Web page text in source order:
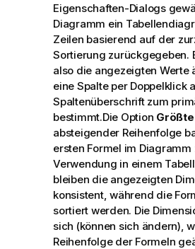
Eigenschaften-Dialogs
Diagramm ein
Zeilen basierend auf der
Sortierung zurückgegeben.
also die angezeigten Werte
eine Spalte per Doppelklick
Spaltenüberschrift zum
bestimmt.Die Option Größte
absteigender Reihenfolge
ersten Formel im Diagramm
Verwendung in einem
bleiben die angezeigten
konsistent, während die
sortiert werden. Die
sich (können sich ändern),
Reihenfolge der Formeln